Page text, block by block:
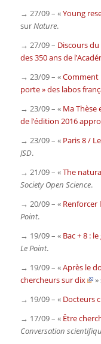
→ 27/09 – «Young
surNature.
→ 27/09 – Discours du
des 350 ans de
→ 23/09 – «Comment
porte » des labos
→ 23/09 – « Ma Thèse
de l’édition 2016
→ 23/09 – « Paris 8 /
JSD.
→ 21/09 – «The
Society Open Science.
→ 20/09 – « Renforcer
Point.
→ 19/09 – « Bac + 8 :
Le Point.
→ 19/09 – «Après le
chercheurs sur dix
→ 19/09 – « Docteurs
→ 17/09 – « Être
Conversation